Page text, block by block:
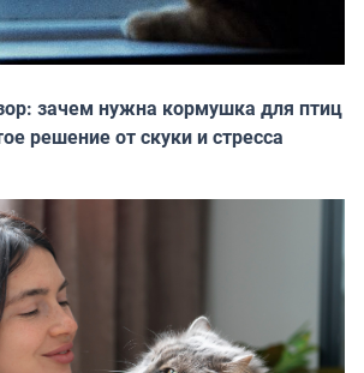
зачем нужна кормушка для птиц
решение от скуки и стресса